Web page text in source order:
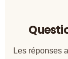
Les réponses